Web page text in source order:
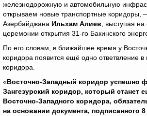
железнодорожную и автомобильную
открываем новые транспортные коридоры,
Азербайджана Ильхам Алиев , выступая
церемонии открытия 31-го Бакинского
По его словам, в ближайшее время у
коридора появится ещё одно ответвление в
коридора.
«Восточно-Западный коридор успешно
Зангезурский коридор, который станет
Восточно-Западного коридора,
на основании документа, подписанного 8